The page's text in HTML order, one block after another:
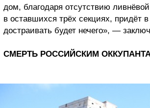
дом, благодаря отсутствию
в оставшихся трёх секциях, придёт в
достраивать будет нечего», —
СМЕРТЬ РОССИЙСКИМ